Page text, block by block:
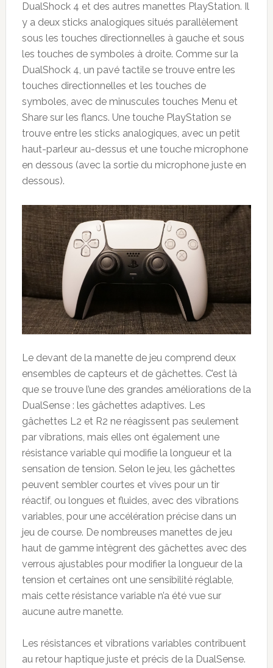
DualShock 4 et des autres manettes PlayStation. Il
y a deux sticks analogiques situés parallèlement
sous les touches directionnelles à gauche et sous
les touches de symboles à droite. Comme sur la
DualShock 4, un pavé tactile se trouve entre les
touches directionnelles et les touches de
symboles, avec de minuscules touches Menu et
Share sur les flancs. Une touche PlayStation se
trouve entre les sticks analogiques, avec un petit
haut-parleur au-dessus et une touche microphone
en dessous (avec la sortie du microphone juste en
dessous).
Le devant de la manette de jeu comprend deux
ensembles de capteurs et de gâchettes. C’est là
que se trouve l’une des grandes améliorations de la
DualSense : les gâchettes adaptives. Les
gâchettes L2 et R2 ne réagissent pas seulement
par vibrations, mais elles ont également une
résistance variable qui modifie la longueur et la
sensation de tension. Selon le jeu, les gâchettes
peuvent sembler courtes et vives pour un tir
réactif, ou longues et fluides, avec des vibrations
variables, pour une accélération précise dans un
jeu de course. De nombreuses manettes de jeu
haut de gamme intègrent des gâchettes avec des
verrous ajustables pour modifier la longueur de la
tension et certaines ont une sensibilité réglable,
mais cette résistance variable n’a été vue sur
aucune autre manette.
Les résistances et vibrations variables contribuent
au retour haptique juste et précis de la DualSense.